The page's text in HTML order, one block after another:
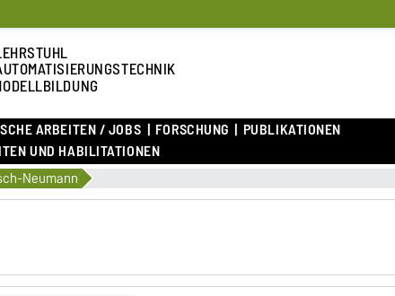
ARBEITEN / JOBS FORSCHUNG
PUBLIKATIONEN
UND HABILITATIONEN
Neumann